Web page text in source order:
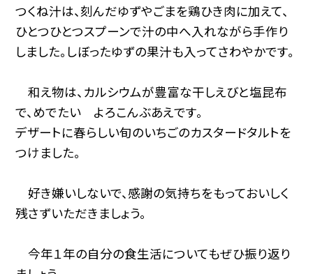
つくね汁は、刻んだゆずやごまを鶏ひき肉に加えて、
ひとつひとつスプーンで汁の中へ入れながら手作り
しました。しぼったゆずの果汁も入ってさわやかです。
和え物は、カルシウムが豊富な干しえびと塩昆布
で、めでたい よろこんぶあえです。
デザートに春らしい旬のいちごのカスタードタルトを
つけました。
好き嫌いしないで、感謝の気持ちをもっておいしく
残さずいただきましょう。
今年１年の自分の食生活についてもぜひ振り返り